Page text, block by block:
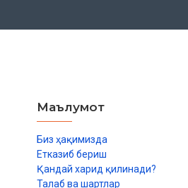
Маълумот
Биз ҳақимизда
Етказиб бериш
Қандай харид қилинади?
Талаб ва шартлар